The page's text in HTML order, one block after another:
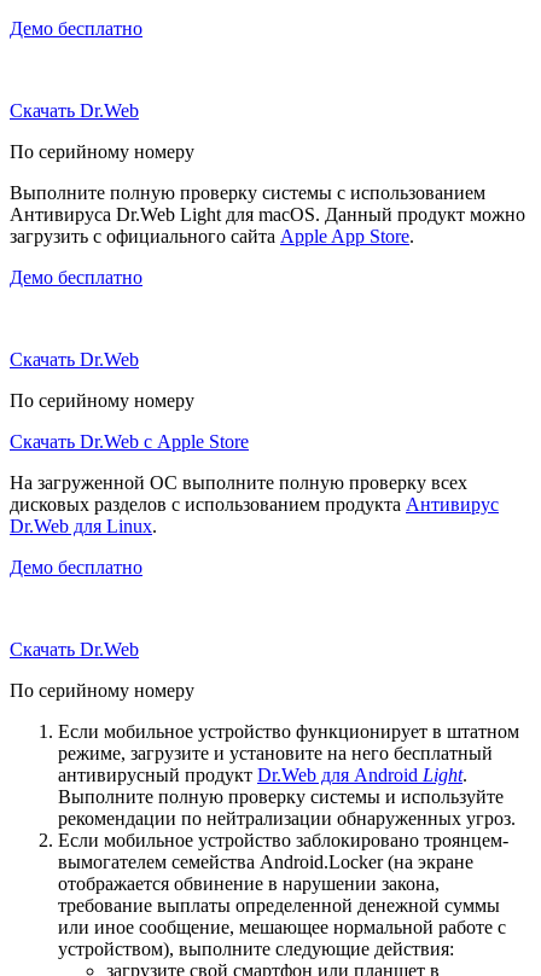
Демо бесплатно
Скачать Dr.Web
По серийному номеру
Выполните полную проверку системы с использованием
Антивируса Dr.Web Light для macOS. Данный продукт можно
загрузить с официального сайта Apple App Store.
Демо бесплатно
Скачать Dr.Web
По серийному номеру
Скачать Dr.Web с Apple Store
На загруженной ОС выполните полную проверку всех
дисковых разделов с использованием продукта Антивирус
Dr.Web для Linux.
Демо бесплатно
Скачать Dr.Web
По серийному номеру
Если мобильное устройство функционирует в штатном
режиме, загрузите и установите на него бесплатный
антивирусный продукт Dr.Web для Android Light.
Выполните полную проверку системы и используйте
рекомендации по нейтрализации обнаруженных угроз.
Если мобильное устройство заблокировано троянцем-
вымогателем семейства Android.Locker (на экране
отображается обвинение в нарушении закона,
требование выплаты определенной денежной суммы
или иное сообщение, мешающее нормальной работе с
устройством), выполните следующие действия:
загрузите свой смартфон или планшет в